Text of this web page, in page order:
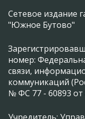
Сетевое издание
"Южное Бутово"
номер:
связи,
коммуникаций
№ ФС 77 - 60893 от
Учредитель: